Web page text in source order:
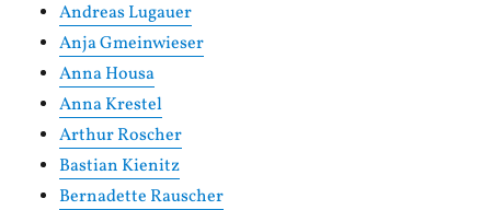
Andreas Lugauer
Anja Gmeinwieser
Anna Housa
Anna Krestel
Arthur Roscher
Bastian Kienitz
Bernadette Rauscher